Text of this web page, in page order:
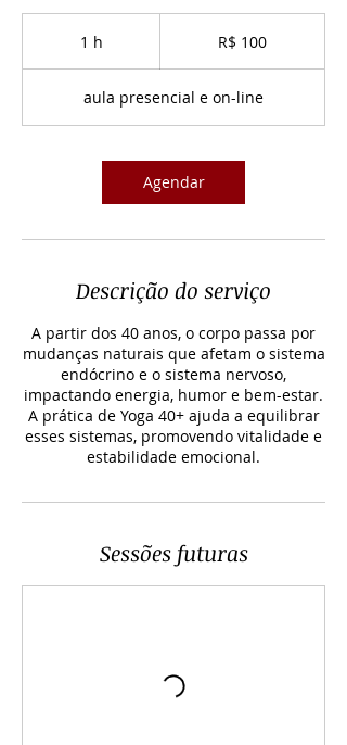
1 h R$ 100
aula presencial e on-line
Agendar
Descrição do serviço
A partir dos 40 anos, o corpo passa por
mudanças naturais que afetam o sistema
endócrino e o sistema nervoso,
impactando energia, humor e bem-estar.
A prática de Yoga 40+ ajuda a equilibrar
esses sistemas, promovendo vitalidade e
estabilidade emocional.
Sessões futuras